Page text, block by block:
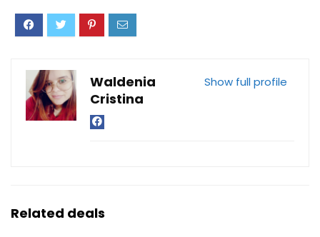
Show full profile
Waldenia
Cristina
Related deals